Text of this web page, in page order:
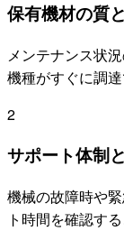
保有機材の質
メンテナンス状
機種がすぐに調
2
サポート体制
機械の故障時や
ト時間を確認す